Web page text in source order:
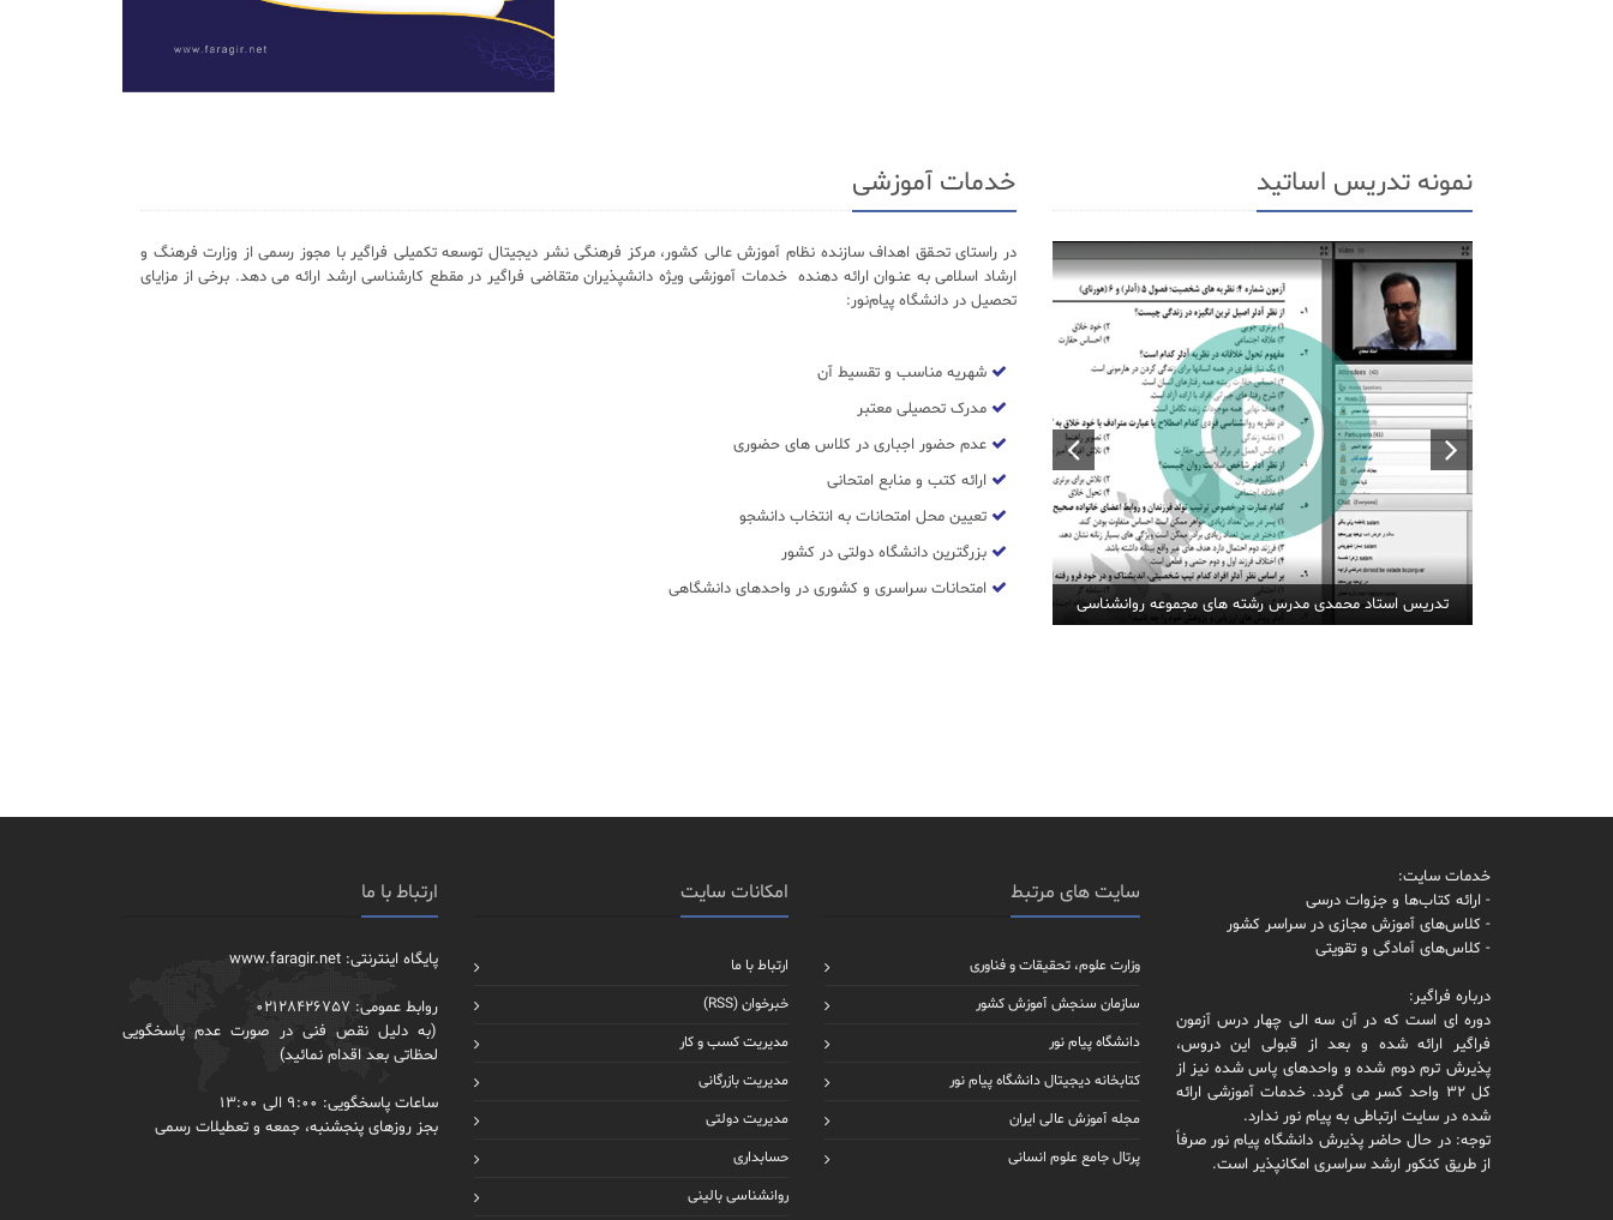
نمونه تدریس اساتید
تدریس استاد محمدی مدرس رشته های مجموعه روانشناسی
خدمات آموزشی
در راستای تحـقق اهداف سازنده نظام آموزش عالی کشور، مرکز فرهنگی نشر دیجیتال توسعه تکمیلی فراگیر با مجوز رسمی از وزارت فرهنگ و
ارشاد اسلامی به عنـوان ارائه دهنده خدمات آموزشی ویژه دانشپذیران متقاضی فراگیر در مقطع کارشناسی ارشد ارائه می دهد. برخی از مزایای
تحصیل در دانشگاه پیام‌نور:
شهریه مناسب و تقسیط آن
مدرک تحصیلی معتبر
عدم حضور اجباری در کلاس های حضوری
ارائه کتب و منابع امتحانی
تعیین محل امتحانات به انتخاب دانشجو
بزرگترین دانشگاه دولتی در کشور
امتحانات سراسری و کشوری در واحدهای دانشگاهی
خدمات سایت:
- ارائه کتاب‌ها و جزوات درسی
- کلاس‌های آموزش مجازی در سراسر کشور
- کلاس‌های آمادگی و تقویتی
درباره فراگیر:
دوره ای است که در آن سه الی چهار درس آزمون
فراگیر ارائه شده و بعد از قبولی این دروس،
پذیرش ترم دوم شده و واحدهای پاس شده نیز از
کل 32 واحد کسر می گردد. خدمات آموزشی ارائه
شده در سایت ارتباطی به پیام نور ندارد.
توجه: در حال حاضر پذیرش دانشگاه پیام نور صرفاً
از طریق کنکور ارشد سراسری امکانپذیر است.
سایت های مرتبط
وزارت علوم، تحقیقات و فناوری
سازمان سنجش آموزش کشور
دانشگاه پیام نور
کتابخانه دیجیتال دانشگاه پیام نور
مجله آموزش عالی ایران
پرتال جامع علوم انسانی
امکانات سایت
ارتباط با ما
خبرخوان (RSS)
مدیریت کسب و کار
مدیریت بازرگانی
مدیریت دولتی
حسابداری
روانشناسی بالینی
ارتباط با ما
پایگاه اینترنتی: www.faragir.net
روابط عمومی: 02128426757
(به دلیل نقص فنی در صورت عدم پاسخگویی
لحظاتی بعد اقدام نمائید)
ساعات پاسخگویی: 9:00 الی 13:00
بجز روزهای پنجشنبه، جمعه و تعطیلات رسمی